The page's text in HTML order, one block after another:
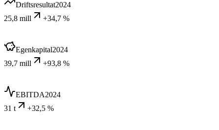
Driftsresultat2024
25,8 mill
+34,7 %
Egenkapital2024
39,7 mill
+93,8 %
EBITDA2024
31 t
+32,5 %